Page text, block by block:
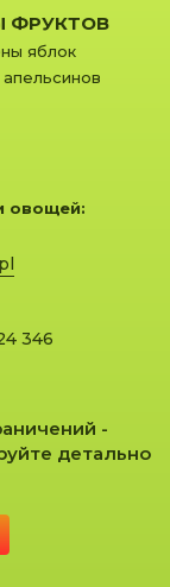
ФРУКТОВ
яблок
овощей:
346
-
детально